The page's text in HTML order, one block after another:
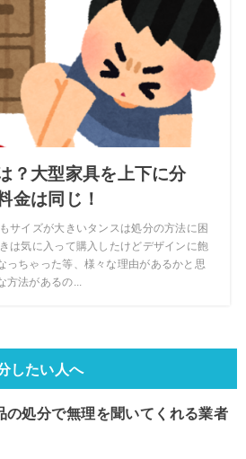
？大型家具を上下に分
金は同じ！
サイズが大きいタンスは処分の方法に困
は気に入って購入したけどデザインに飽
っちゃった等、様々な理由があるかと思
方法があるの...
したい人へ
の処分で無理を聞いてくれる業者